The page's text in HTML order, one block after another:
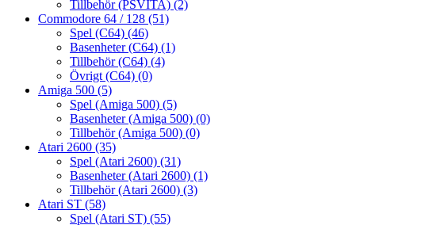
Tillbehör (PSVITA) (2)
Commodore 64 / 128 (51)
Spel (C64) (46)
Basenheter (C64) (1)
Tillbehör (C64) (4)
Övrigt (C64) (0)
Amiga 500 (5)
Spel (Amiga 500) (5)
Basenheter (Amiga 500) (0)
Tillbehör (Amiga 500) (0)
Atari 2600 (35)
Spel (Atari 2600) (31)
Basenheter (Atari 2600) (1)
Tillbehör (Atari 2600) (3)
Atari ST (58)
Spel (Atari ST) (55)